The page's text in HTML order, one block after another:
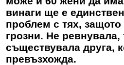
винаги ще е
проблем с тях,
грозни. Не ревнувала,
съществувала друга,
превъзхожда.